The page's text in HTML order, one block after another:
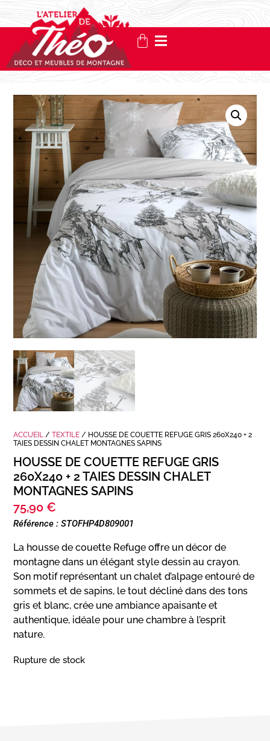
ACCUEIL /TEXTILE / HOUSSE DE COUETTE REFUGE GRIS 260X240 + 2
TAIES DESSIN CHALET MONTAGNES SAPINS
HOUSSE DE COUETTE REFUGE GRIS
260X240 + 2 TAIES DESSIN CHALET
MONTAGNES SAPINS
75,90 €
Référence : STOFHP4D809001
La housse de couette Refuge offre un décor de
montagne dans un élégant style dessin au crayon.
Son motif représentant un chalet d’alpage entouré de
sommets et de sapins, le tout décliné dans des tons
gris et blanc, crée une ambiance apaisante et
authentique, idéale pour une chambre à l’esprit
nature.
Rupture de stock